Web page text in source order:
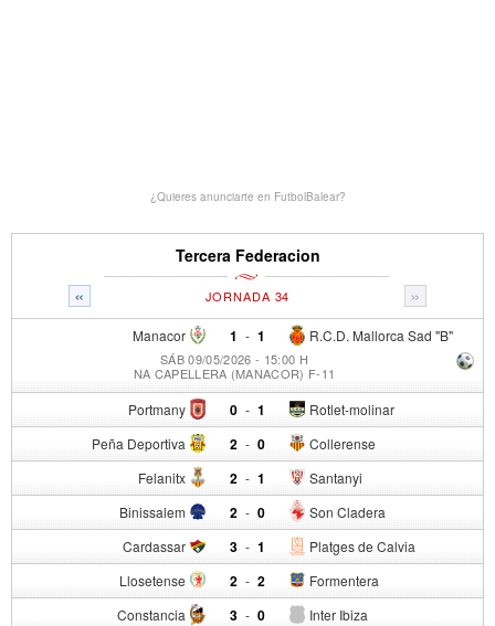
¿Quieres anunciarte en FutbolBalear?
Tercera Federacion
« »
JORNADA 34
Manacor 1 - R.C.D. Mallorca Sad "B"
1
SÁB 09/05/2026 - 15:00 H
NA CAPELLERA (MANACOR) F-11
Portmany 0 - Rotlet-molinar
1
Peña Deportiva 2 - Collerense
0
Felanitx 2 - Santanyi
1
Binissalem 2 - Son Cladera
0
Cardassar 3 - Platges de Calvia
1
Llosetense 2 - Formentera
2
Constancia 3 - Inter Ibiza
0